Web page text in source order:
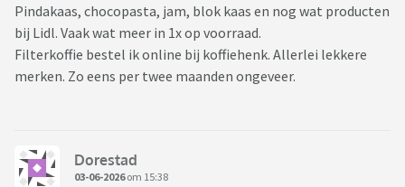
Pindakaas, chocopasta, jam, blok kaas en nog wat producten
bij Lidl. Vaak wat meer in 1x op voorraad.
Filterkoffie bestel ik online bij koffiehenk. Allerlei lekkere
merken. Zo eens per twee maanden ongeveer.
Dorestad
03-06-2026om 15:38